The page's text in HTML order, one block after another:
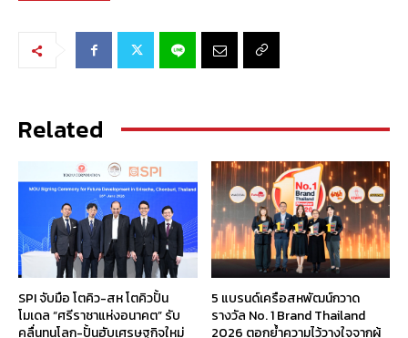
Related
SPI จับมือ โตคิว-สห โตคิวปั้น
โมเดล “ศรีราชาแห่งอนาคต” รับ
คลื่นทุนโลก-ปั้นฮับเศรษฐกิจใหม่
5 แบรนด์เครือสหพัฒน์กวาด
รางวัล No. 1 Brand Thailand
2026 ตอกย้ำความไว้วางใจจากผู้